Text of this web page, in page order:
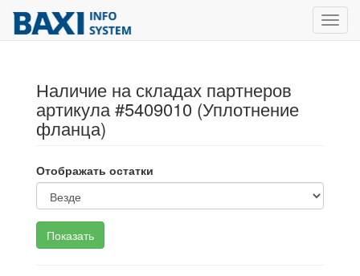
Наличие на складах партнеров
артикула #5409010 (Уплотнение
фланца)
Отображать остатки